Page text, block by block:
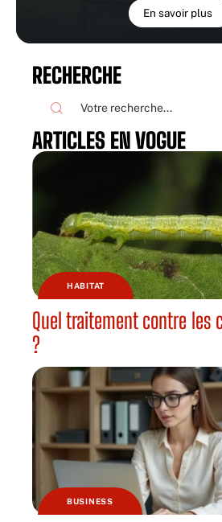
En savoir plus
RECHERCHE
ARTICLES EN VOGUE
HABITAT
Quel traitement contre les
?
BUSINESS